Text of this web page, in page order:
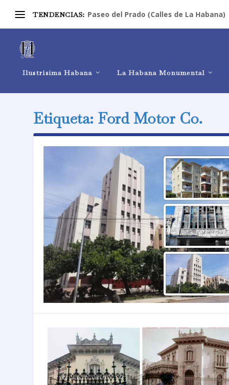
TENDENCIAS: Paseo del Prado (Calles de La Habana)
Ilustrísima Habana La Habana Monumental
Etiqueta:Ford Motor Co.